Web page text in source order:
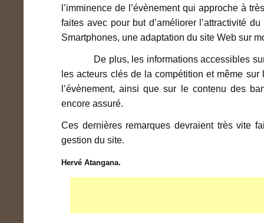
l’imminence de l’évènement qui approche à
faites avec pour but d’améliorer l’attractivité
Smartphones, une adaptation du site Web sur
De plus, les informations accessibles sur
les acteurs clés de la compétition et même
l’évènement, ainsi que sur le contenu des
encore assuré.
Ces dernières remarques devraient très vite
gestion du site.
Hervé Atangana.